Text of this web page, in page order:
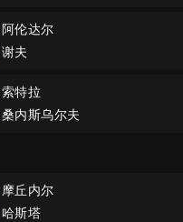
阿伦达尔
谢夫
索特拉
桑内斯乌尔夫
摩丘内尔
哈斯塔